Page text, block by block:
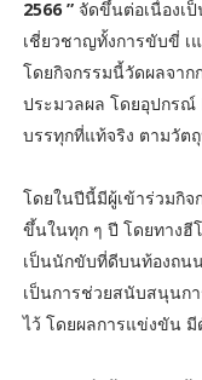
2566 ” จัดขึ้นต่อเนื่องเ
เชี่ยวชาญทั้งการขับขี่
โดยกิจกรรมนี้วัดผลจาก
ประมวลผล โดยอุปกรณ์
บรรทุกที่แท้จริง ตามวัต
โดยในปีนี้มีผู้เข้าร่วมกิ
ขึ้นในทุก ๆ ปี โดยทางฮี
เป็นนักขับที่ดีบนท้องถน
เป็นการช่วยสนับสนุนก
ไว้ โดยผลการแข่งขัน มี